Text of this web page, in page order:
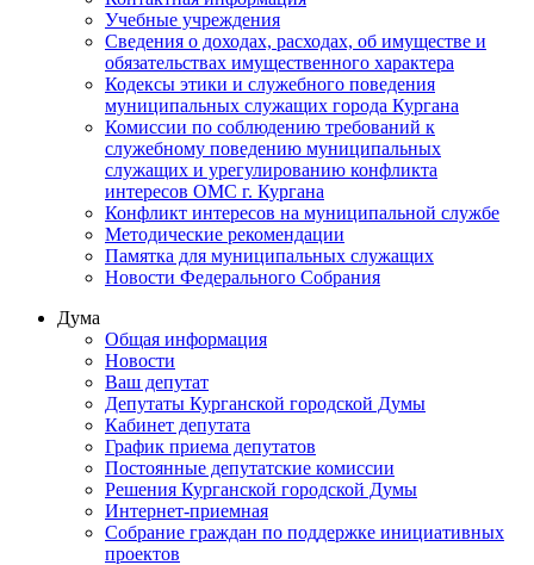
Учебные учреждения
Сведения о доходах, расходах, об имуществе и
обязательствах имущественного характера
Кодексы этики и служебного поведения
муниципальных служащих города Кургана
Комиссии по соблюдению требований к
служебному поведению муниципальных
служащих и урегулированию конфликта
интересов ОМС г. Кургана
Конфликт интересов на муниципальной службе
Методические рекомендации
Памятка для муниципальных служащих
Новости Федерального Cобрания
Дума
Общая информация
Новости
Ваш депутат
Депутаты Курганской городской Думы
Кабинет депутата
График приема депутатов
Постоянные депутатские комиссии
Решения Курганской городской Думы
Интернет-приемная
Собрание граждан по поддержке инициативных
проектов